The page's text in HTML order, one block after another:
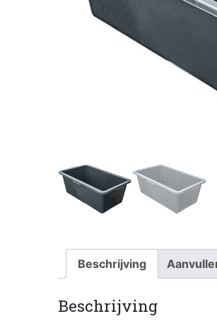
Beschrijving
Beschrijving